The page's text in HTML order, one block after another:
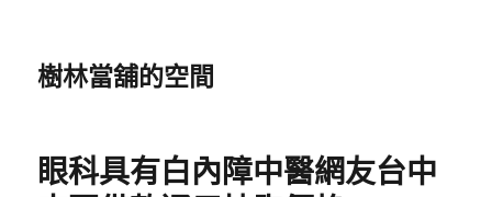
樹林當舖的空間
眼科具有白內障中醫網友台中